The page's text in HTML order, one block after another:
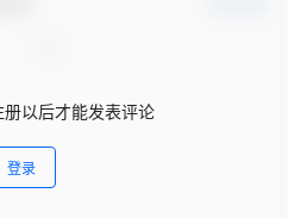
以后才能发表评论
登录